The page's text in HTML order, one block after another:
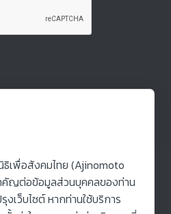
ธิเพื่อสังคมไทย (Ajinomoto
คัญต่อข้อมูลส่วนบุคคลของท่าน
เว็บไซต์ หากท่านใช้บริการ
ร่วมโครงการ